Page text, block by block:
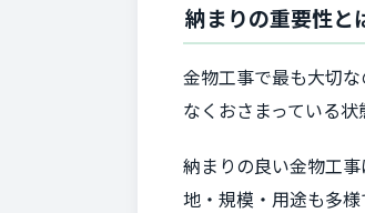
納まりの重要性と
金物工事で最も大切
なくおさまっている
納まりの良い金物工
地・規模・用途も多様